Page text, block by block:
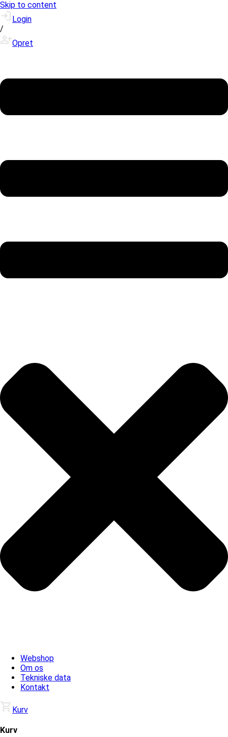
Skip to content
Login
/
Opret
Webshop
Om os
Tekniske data
Kontakt
Kurv
Kurv